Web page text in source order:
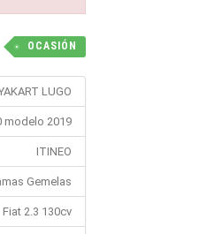
OCASIÓN
LUGO
modelo 2019
ITINEO
Gemelas
Fiat 2.3 130cv